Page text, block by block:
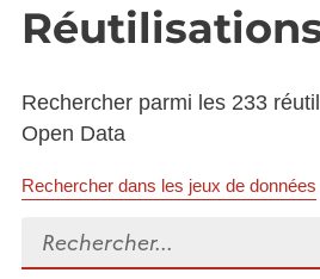
Rechercher parmi les 233
Open Data
Rechercher dans les jeux de données
Rechercher...